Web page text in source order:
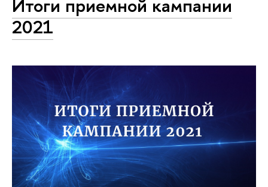
Итоги приемной кампании
2021